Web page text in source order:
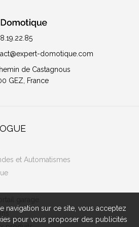
navigation sur ce site, vous acceptez
pour vous proposer des publicités
domotique.com
de Castagnous
GEZ, France
et Automatismes